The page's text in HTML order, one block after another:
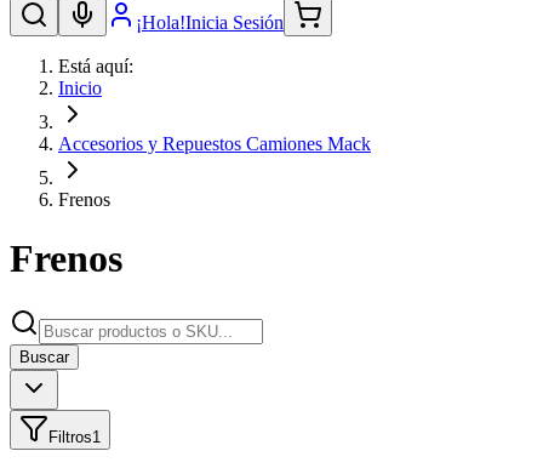
¡Hola!Inicia Sesión
Está aquí:
Inicio
Accesorios y Repuestos Camiones Mack
Frenos
Frenos
Buscar
Filtros1